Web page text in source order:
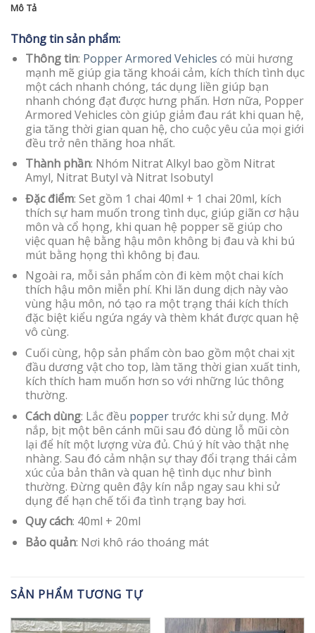
Mô Tả
Thông tin sản phẩm:
Thông tin: Popper Armored Vehicles có mùi hương
mạnh mẽ giúp gia tăng khoái cảm, kích thích tình dục
một cách nhanh chóng, tác dụng liền giúp bạn
nhanh chóng đạt được hưng phấn. Hơn nữa, Popper
Armored Vehicles còn giúp giảm đau rát khi quan hệ,
gia tăng thời gian quan hệ, cho cuộc yêu của mọi giới
đều trở nên thăng hoa nhất.
Thành phần: Nhóm Nitrat Alkyl bao gồm Nitrat
Amyl, Nitrat Butyl và Nitrat Isobutyl
Đặc điểm: Set gồm 1 chai 40ml + 1 chai 20ml, kích
thích sự ham muốn trong tình dục, giúp giãn cơ hậu
môn và cổ họng, khi quan hệ popper sẽ giúp cho
việc quan hệ bằng hậu môn không bị đau và khi bú
mút bằng họng thì không bị đau.
Ngoài ra, mỗi sản phẩm còn đi kèm một chai kích
thích hậu môn miễn phí. Khi lăn dung dịch này vào
vùng hậu môn, nó tạo ra một trạng thái kích thích
đặc biệt kiểu ngứa ngáy và thèm khát được quan hệ
vô cùng.
Cuối cùng, hộp sản phẩm còn bao gồm một chai xịt
đầu dương vật cho top, làm tăng thời gian xuất tinh,
kích thích ham muốn hơn so với những lúc thông
thường.
Cách dùng: Lắc đều poppertrước khi sử dụng. Mở
nắp, bịt một bên cánh mũi sau đó dùng lỗ mũi còn
lại để hít một lượng vừa đủ. Chú ý hít vào thật nhẹ
nhàng. Sau đó cảm nhận sự thay đổi trạng thái cảm
xúc của bản thân và quan hệ tình dục như bình
thường. Đừng quên đậy kín nắp ngay sau khi sử
dụng để hạn chế tối đa tình trạng bay hơi.
Quy cách: 40ml + 20ml
Bảo quản: Nơi khô ráo thoáng mát
SẢN PHẨM TƯƠNG TỰ